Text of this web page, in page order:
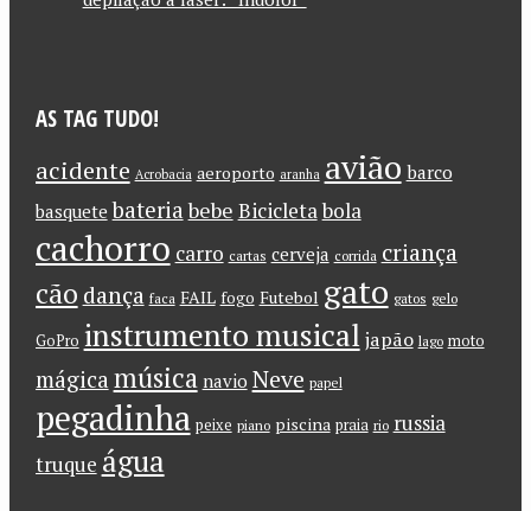
AS TAG TUDO!
acidente Acrobacia aeroporto aranha avião barco
basquete bateriabebe Bicicletabola
cachorro carro cartas cerveja corrida criança
cão dança faca FAIL fogo Futebol gato gatos gelo
GoPro instrumento musical japão lago moto
mágica música navio Neve papel
pegadinha peixe piano piscina praia rio russia
truque água